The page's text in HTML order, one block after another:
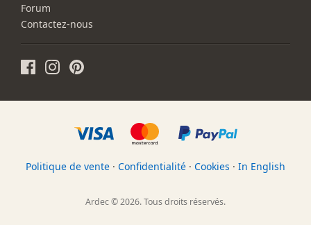
Forum
Contactez-nous
Politique de vente · Confidentialité · Cookies · In English
Ardec © 2026. Tous droits réservés.